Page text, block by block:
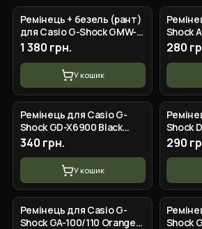
Ремінець + безель (рант)
для Casio G-Shock GMW-
B5000 Black RG
1 380 грн.
У кошик
Shock
280
Ремінець для Casio G-
Shock GD-X6900 Black
Silver
340 грн.
У кошик
Shock
Glossy
290
Ремінець для Casio G-
Shock GA-100/110 Orange
Shock